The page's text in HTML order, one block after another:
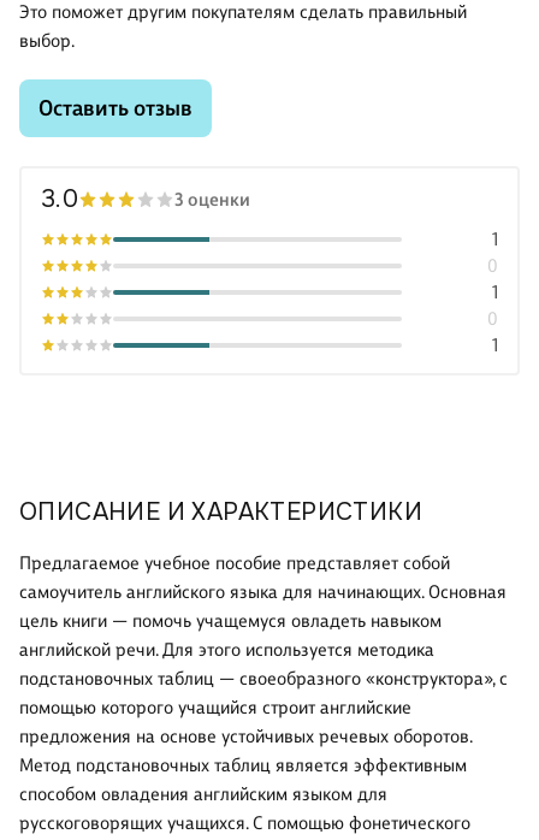
ОПИСАНИЕ И ХАРАКТЕРИСТИКИ
Предлагаемое учебное пособие представляет собой
самоучитель английского языка для начинающих. Основная
цель книги — помочь учащемуся овладеть навыком
английской речи. Для этого используется методика
подстановочных таблиц — своеобразного «конструктора», с
помощью которого учащийся строит английские
предложения на основе устойчивых речевых оборотов.
Метод подстановочных таблиц является эффективным
способом овладения английским языком для
русскоговорящих учащихся. С помощью фонетического
Это поможет другим покупателям сделать правильный
выбор.
Оставить отзыв
3.0 3 оценки
1
0
1
0
1